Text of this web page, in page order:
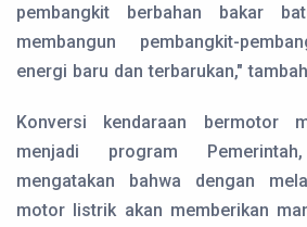
pembangkit berbahan bakar
membangun pembangkit-
energi baru dan terbarukan,"
Konversi kendaraan bermotor
menjadi program
mengatakan bahwa dengan
motor listrik akan memberikan